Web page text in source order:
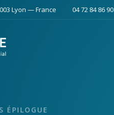
Lyon — France 04 72 84 86 90
ÉPILOGUE